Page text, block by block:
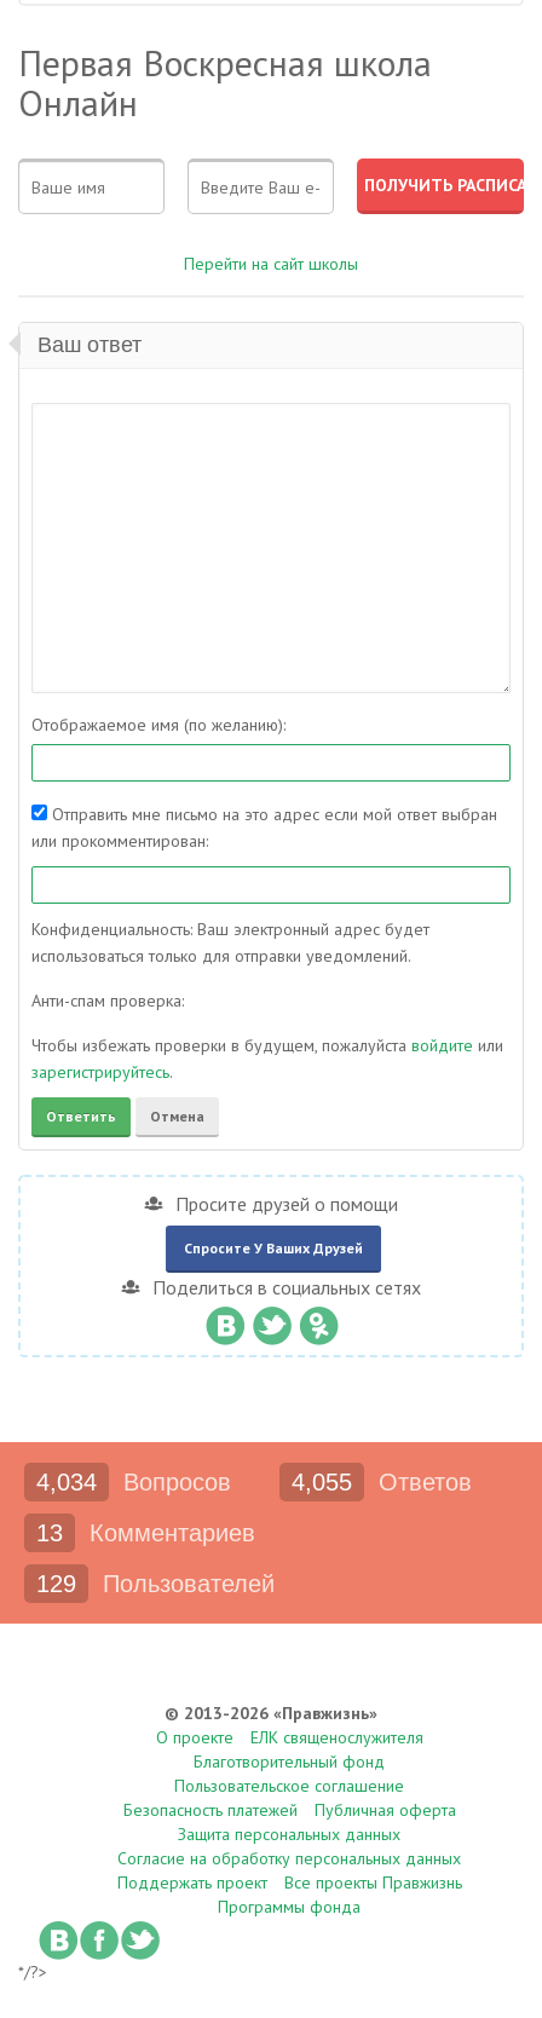
Первая Воскресная школа
Онлайн
Перейти на сайт школы
Ваш ответ
Отображаемое имя (по желанию):
Отправить мне письмо на это адрес если мой ответ выбран
или прокомментирован:
Конфиденциальность: Ваш электронный адрес будет
использоваться только для отправки уведомлений.
Анти-спам проверка:
Чтобы избежать проверки в будущем, пожалуйста войдите или
зарегистрируйтесь.
Просите друзей о помощи
Спросите У Ваших Друзей
Поделиться в социальных сетях
4,034 Вопросов 4,055
Ответов
13
Комментариев
129
Пользователей
© 2013-2026 «Правжизнь»
О проекте
ЕЛК священослужителя
Благотворительный фонд
Пользовательское соглашение
Безопасность платежей
Публичная оферта
Защита персональных данных
Согласие на обработку персональных данных
Поддержать проект
Все проекты Правжизнь
Программы фонда
*/?>